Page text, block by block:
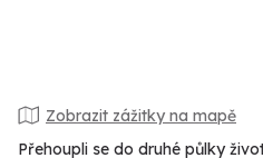
Zobrazit zážitky na mapě
Přehoupli se do druhé půlky